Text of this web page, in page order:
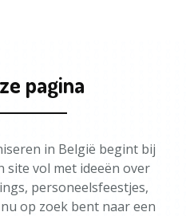
pagina
in België begint bij
site vol met ideeën over
personeelsfeestjes,
op zoek bent naar een